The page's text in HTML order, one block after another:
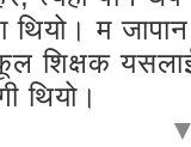
थियो। म
शिक्षक
थियो।